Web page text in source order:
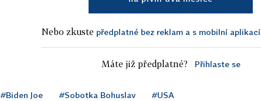
Nebo zkuste předplatné bez reklam a s mobilní aplikací
Máte již předplatné? Přihlaste se
#Biden Joe #Sobotka Bohuslav #USA